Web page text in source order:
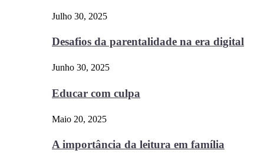
Julho 30, 2025
Desafios da parentalidade na era digital
Junho 30, 2025
Educar com culpa
Maio 20, 2025
A importância da leitura em família